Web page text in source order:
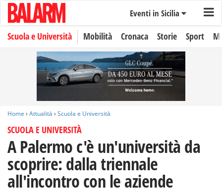
Eventi in Sicilia
Scuola e Università Mobilità Cronaca Storie Sport
Home › Attualità › Scuola e Università
SCUOLA E UNIVERSITÀ
A Palermo c'è un'università da
scoprire: dalla triennale
all'incontro con le aziende